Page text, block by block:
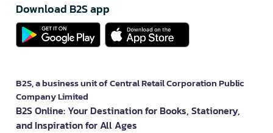
Download B2S app
B2S, a business unit of Central Retail Corporation Public
Company Limited
B2S Online: Your Destination for Books, Stationery,
and Inspiration for All Ages